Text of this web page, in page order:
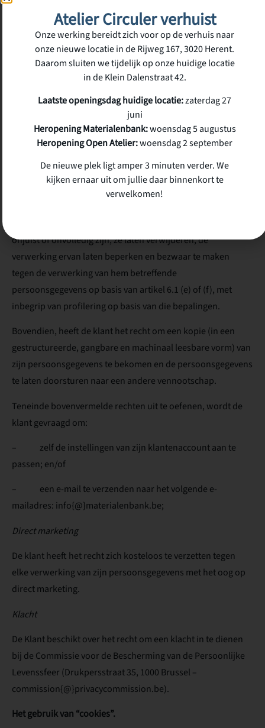
Atelier Circuler VZW garandeert dat deze ontvangers de
nodige technische en organisatorische maatregelen zullen
nemen ter bescherming van de persoonsgegevens.
Bewaarperiode
worden bewaard gedurende de termijn die noodzakelijk is
om aan de wettelijke vereisten te voldoen (onder andere op
het gebied van boekhouding).
Recht van inzage, verbetering, wissing, beperking, bezwaar
en overdraagbaarheid van persoonsgegevens
onjuist of onvolledig zijn, ze laten verwijderen, de
verwerking ervan laten beperken en bezwaar te maken
tegen de verwerking van hem betreffende
persoonsgegevens op basis van artikel 6.1 (e) of (f), met
inbegrip van profilering op basis van die bepalingen.
Bovendien, heeft de klant het recht om een kopie (in een
gestructureerde, gangbare en machinaal leesbare vorm) van
zijn persoonsgegevens te bekomen en de persoonsgegevens
te laten doorsturen naar een andere vennootschap.
Teneinde bovenvermelde rechten uit te oefenen, wordt de
klant gevraagd om:
– zelf de instellingen van zijn klantenaccount aan te
passen; en/of
– een e-mail te verzenden naar het volgende e-
mailadres: info{@}materialenbank.be;
Direct marketing
De klant heeft het recht zich kosteloos te verzetten tegen
elke verwerking van zijn persoonsgegevens met het oog op
direct marketing.
Klacht
De Klant beschikt over het recht om een klacht in te dienen
bij de Commissie voor de Bescherming van de Persoonlijke
Levenssfeer (Drukpersstraat 35, 1000 Brussel –
commission{@}privacycommission.be).
Het gebruik van “cookies”.
Atelier Circuler verhuist
Onze werking bereidt zich voor op de verhuis naar
onze nieuwe locatie in de Rijweg 167, 3020 Herent.
Daarom sluiten we tijdelijk op onze huidige locatie
in de Klein Dalenstraat 42.
Laatste openingsdag huidige locatie:zaterdag 27
juni
Heropening Materialenbank:woensdag 5 augustus
Heropening Open Atelier:woensdag 2 september
De nieuwe plek ligt amper 3 minuten verder. We
kijken ernaar uit om jullie daar binnenkort te
verwelkomen!